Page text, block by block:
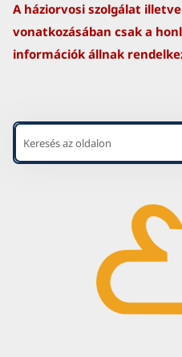
A háziorvosi szolgálat
vonatkozásában csak a
információk állnak